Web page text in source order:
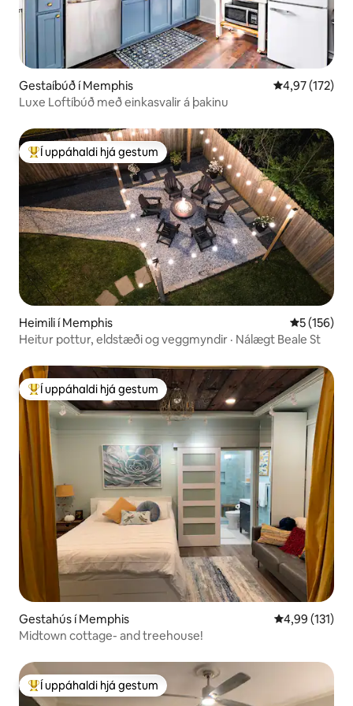
Gestaíbúð í Memphis 4,97 af 5 í
4,97 (172)
Luxe Loftíbúð með einkasvalir á þakinu
Í mestu uppáhaldi hjá gestum
Í uppáhaldi hjá gestum
Heimili í Memphis 5 af 5 í
5 (156)
Heitur pottur, eldstæði og veggmyndir · Nálægt Beale St
Í mestu uppáhaldi hjá gestum
Í uppáhaldi hjá gestum
Gestahús í Memphis 4,99 af 5 í
4,99 (131)
Midtown cottage- and treehouse!
Í mestu uppáhaldi hjá gestum
Í uppáhaldi hjá gestum